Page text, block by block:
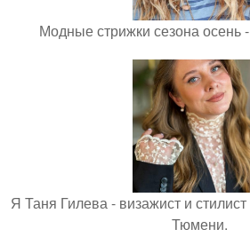
Модные стрижки сезона осень
Я Таня Гилева - визажист и
Тюмени.